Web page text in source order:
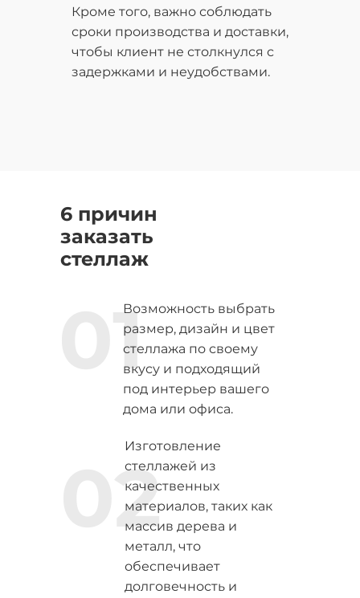
Кроме того, важно соблюдать
сроки производства и доставки,
чтобы клиент не столкнулся с
задержками и неудобствами.
6 причин
заказать
стеллаж
Возможность выбрать
размер, дизайн и цвет
стеллажа по своему
вкусу и подходящий
под интерьер вашего
дома или офиса.
Изготовление
стеллажей из
качественных
материалов, таких как
массив дерева и
металл, что
обеспечивает
долговечность и
01
02